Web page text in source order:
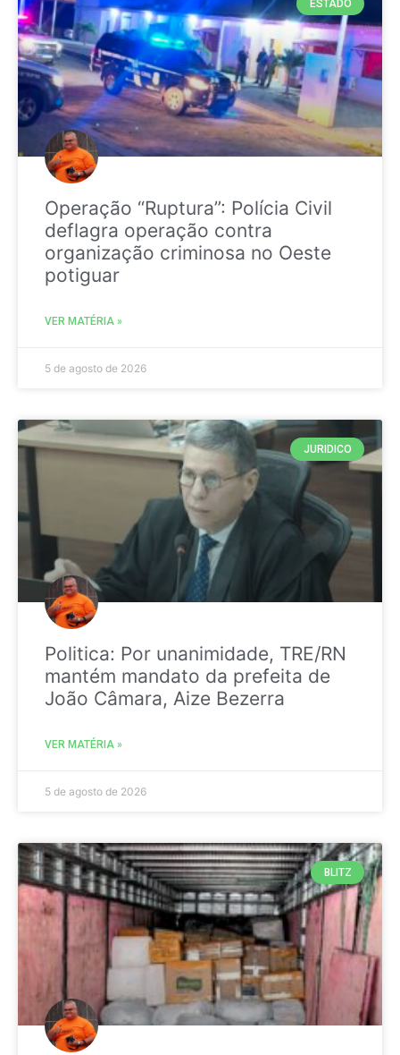
ESTADO
Operação “Ruptura”: Polícia Civil
deflagra operação contra
organização criminosa no Oeste
potiguar
VER MATÉRIA »
5 de agosto de 2026
JURIDICO
Politica: Por unanimidade, TRE/RN
mantém mandato da prefeita de
João Câmara, Aize Bezerra
VER MATÉRIA »
5 de agosto de 2026
BLITZ